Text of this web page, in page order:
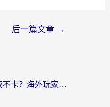
后一篇文章 →
在国外怎么打月圆之夜不卡？海外玩家国服游戏加速终极指南（附巴西英国游戏适配方案）